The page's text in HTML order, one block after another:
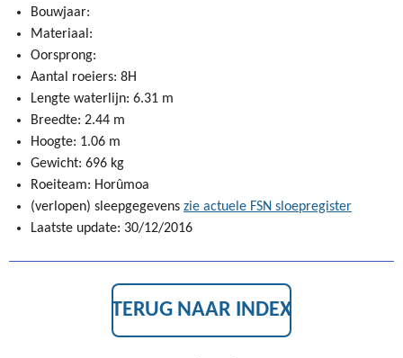
Bouwjaar:
Materiaal:
Oorsprong:
Aantal roeiers: 8H
Lengte waterlijn: 6.31 m
Breedte: 2.44 m
Hoogte: 1.06 m
Gewicht: 696 kg
Roeiteam: Horûmoa
(verlopen) sleepgegevens zie actuele FSN sloepregister
Laatste update: 30/12/2016
TERUG NAAR INDEX